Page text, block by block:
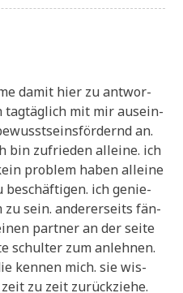
damit hier zu ant­wor­
tag­täg­lich mit mir aus­ein­
an.
bin zufrie­den allei­ne. ich
pro­blem haben allei­ne
beschäf­ti­gen. ich genie­
zu sein. ande­rer­seits fän­
part­ner an der sei­te
schul­ter zum anlehnen.
ken­nen mich. sie wis­
zu zeit zurück­zie­he.